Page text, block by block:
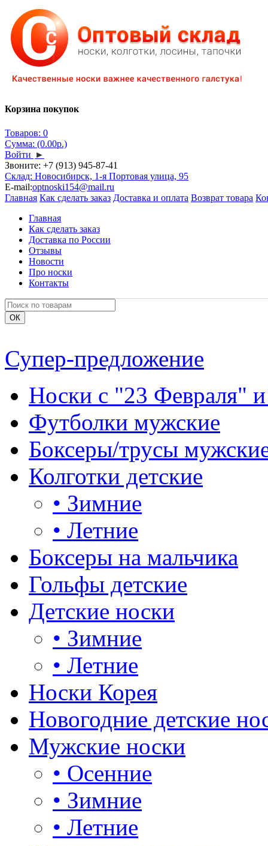
Корзина покупок
Товаров: 0
Сумма: (0.00р.)
Войти ►
Звоните: +7 (913) 945-87-41
Склад: Новосибирск, 1-я Портовая улица, 95
E-mail:optnoski154@mail.ru
Главная Как сделать заказ Доставка и оплата Возврат товара
Главная
Как сделать заказ
Доставка по России
Отзывы
Новости
Про носки
Контакты
Супер-предложение
Носки с "23 Февраля"
Футболки мужские
Боксеры/трусы
Колготки детские
• Зимние
• Летние
Боксеры на мальчика
Гольфы детские
Детские носки
• Зимние
• Летние
Носки Корея
Новогодние детские
Мужские носки
• Осенние
• Зимние
• Летние